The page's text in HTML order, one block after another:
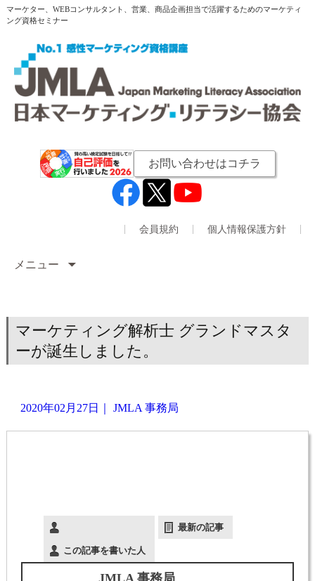
マーケター、WEBコンサルタント、営業、商品企画担当で活躍するためのマーケティ
ング資格セミナー
お問い合わせはコチラ
会員規約 個人情報保護方針
メニュー
マーケティング解析士 グランドマスタ
ーが誕生しました。
2020年02月27日 JMLA 事務局
この記事を書いた人
最新の記事
JMLA 事務局